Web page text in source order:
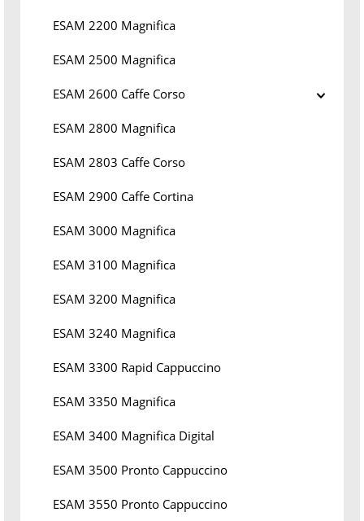
ESAM 2200 Magnifica
ESAM 2500 Magnifica
ESAM 2600 Caffe Corso
ESAM 2800 Magnifica
ESAM 2803 Caffe Corso
ESAM 2900 Caffe Cortina
ESAM 3000 Magnifica
ESAM 3100 Magnifica
ESAM 3200 Magnifica
ESAM 3240 Magnifica
ESAM 3300 Rapid Cappuccino
ESAM 3350 Magnifica
ESAM 3400 Magnifica Digital
ESAM 3500 Pronto Cappuccino
ESAM 3550 Pronto Cappuccino